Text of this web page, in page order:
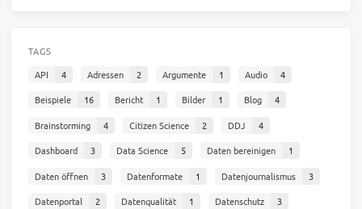
TAGS
API
4 Adressen 2 Argumente 1 Audio
4
Beispiele
16 Bericht 1 Bilder 1 Blog
4
Brainstorming
4 Citizen Science 2 DDJ
4
Dashboard
3 Data Science 5 Daten bereinigen
1
Daten öffnen
3 Datenformate 1 Datenjournalismus
3
Datenportal
2 Datenqualität 1 Datenschutz
3